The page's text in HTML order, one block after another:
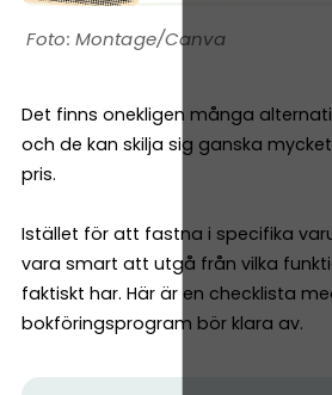
Montage/Canva
Det finns onekligen många
och de kan skilja sig ganska
pris.
Istället för att fastna i specifika
vara smart att utgå från vilka
faktiskt har. Här är en checklista
bokföringsprogram bör klara av.